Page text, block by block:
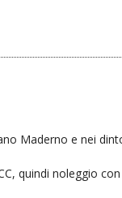
Maderno e nei
quindi noleggio